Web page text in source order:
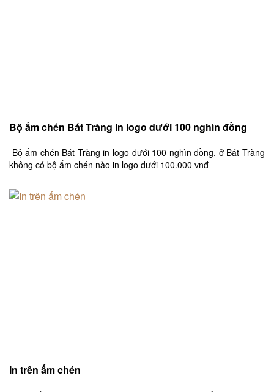
Bộ ấm chén Bát Tràng in logo dưới 100 nghìn đồng
Bộ ấm chén Bát Tràng in logo dưới 100 nghìn đồng, ở Bát Tràng
không có bộ ấm chén nào in logo dưới 100.000 vnđ
In trên ấm chén